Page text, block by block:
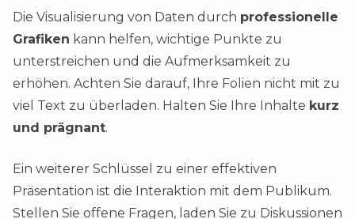
Die Visualisierung von Daten durch professionelle
Grafiken kann helfen, wichtige Punkte zu
unterstreichen und die Aufmerksamkeit zu
erhöhen. Achten Sie darauf, Ihre Folien nicht mit zu
viel Text zu überladen. Halten Sie Ihre Inhalte kurz
und prägnant.
Ein weiterer Schlüssel zu einer effektiven
Präsentation ist die Interaktion mit dem Publikum.
Stellen Sie offene Fragen, laden Sie zu Diskussionen